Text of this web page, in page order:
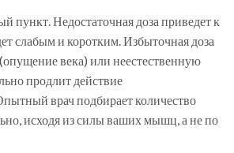
пункт. Недостаточная доза приведет к
слабым и коротким. Избыточная доза
века) или неестественную
продлит действие
врач подбирает количество
исходя из силы ваших мышц, а не по